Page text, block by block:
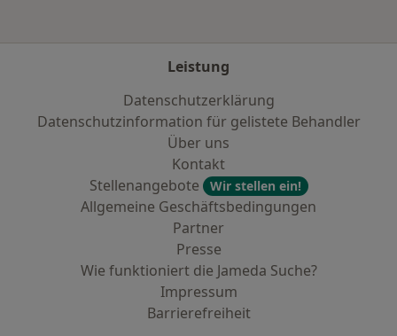
Leistung
Datenschutzerklärung
Datenschutzinformation für gelistete Behandler
Über uns
Kontakt
Stellenangebote
Wir stellen ein!
Allgemeine Geschäftsbedingungen
Partner
Presse
Wie funktioniert die Jameda Suche?
Impressum
Barrierefreiheit